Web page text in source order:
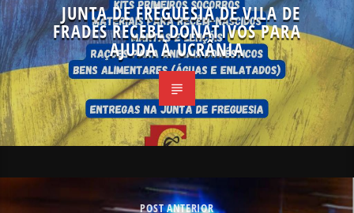
JUNTA DE FREGUESIA DE VILA DE
FRADES RECEBE DONATIVOS PARA
AJUDA À UCRÂNIA
POST ANTERIOR